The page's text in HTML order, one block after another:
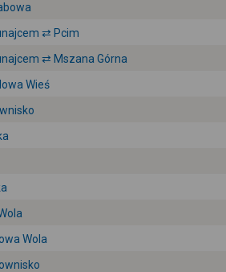
⇄ Pcim
⇄ Mszana Górna
Wieś
Wola